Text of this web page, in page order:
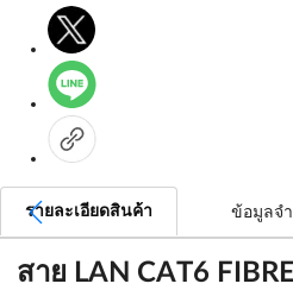
รายละเอียดสินค้า ข้อมูลจำ
สาย LAN CAT6